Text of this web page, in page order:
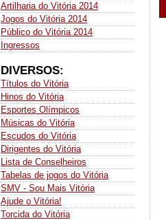
Artilharia do Vitória 2014
Jogos do Vitória 2014
Público do Vitória 2014
Ingressos
DIVERSOS:
Títulos do Vitória
Hinos do Vitória
Esportes Olímpicos
Músicas do Vitória
Escudos do Vitória
Dirigentes do Vitória
Lista de Conselheiros
Tabelas de jogos do Vitória
SMV - Sou Mais Vitória
Ajude o Vitória!
Torcida do Vitória